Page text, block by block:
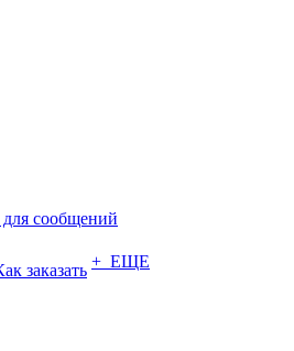
для сообщений
заказать + ЕЩЕ